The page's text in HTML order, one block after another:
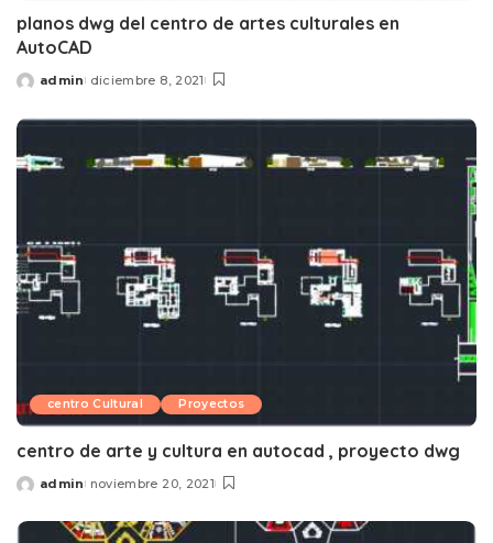
planos dwg del centro de artes culturales en
AutoCAD
Posted
admin diciembre 8, 2021
centro Cultural Proyectos
centro de arte y cultura en autocad , proyecto dwg
Posted
admin noviembre 20, 2021